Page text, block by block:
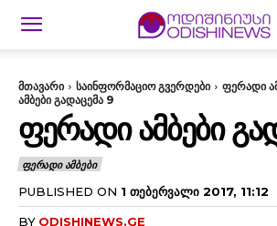
მთავარი საინფორმაციო გვერდები ფერადი
ამბები გადაცემა 9
ᲤᲔᲠᲐᲓᲘ ᲐᲛᲑᲔᲑᲘ
ᲤᲔᲠᲐᲓᲘ ᲐᲛᲑᲔᲑᲘ
PUBLISHED ON 1 ᲗᲔᲑᲔᲠᲕᲐᲚᲘ 2017, 11:12
BY ODISHINEWS.GE